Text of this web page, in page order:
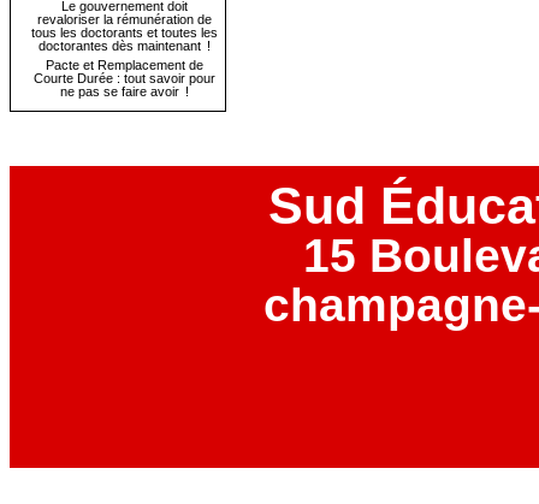
Le gouvernement doit
revaloriser la rémunération de
tous les doctorants et toutes les
doctorantes dès maintenant !
Pacte et Remplacement de
Courte Durée : tout savoir pour
ne pas se faire avoir !
Sud
15